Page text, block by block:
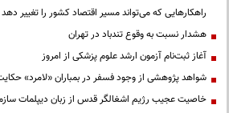
راهکارهایی که می‌تواند مسیر اقتصاد کشور را تغییر دهد
هشدار نسبت به وقوع تندباد در تهران
آغاز ثبت‌نام آزمون ارشد علوم پزشکی از امروز
شواهد پژوهشی از وجود فسفر در بمباران «لامرد»
خاصیت عجیب رژیم اشغالگر قدس از زبان دیپلمات